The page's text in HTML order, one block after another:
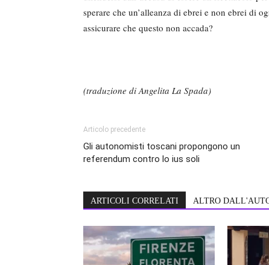
sperare che un’alleanza di ebrei e non ebrei di
assicurare che questo non accada?
(traduzione di Angelita La Spada)
Articolo precedente
Gli autonomisti toscani propongono un
referendum contro lo ius soli
ARTICOLI CORRELATI ALTRO